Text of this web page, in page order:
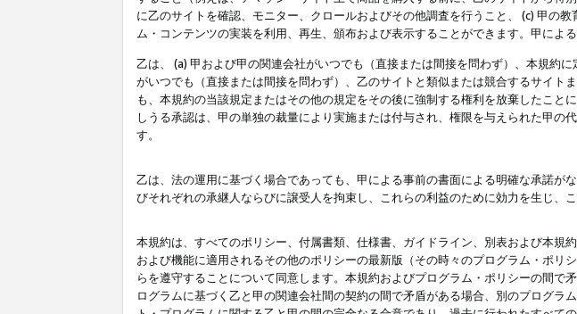
に乙のサイトを確認、モニター、クロールおよびその他調査を行うこと、 (c) 甲の
ム・コンテンツの実装を利用、再生、頒布および表示することができます。甲によ
乙は、 (a) 甲および甲の関連会社がいつでも（直接または間接を問わず）、本規約
がいつでも（直接または間接を問わず）、乙のサイトと類似または競合するサイ
も、本規約の当該規定またはその他の規定をその後に強制する権利を放棄したこ
しうる承認は、甲の単独の裁量により実施または付与され、権限を与えられた甲
す。
乙は、法の運用に基づく場合であっても、甲による事前の書面による明確な承諾が
びそれぞれの承継人ならびに譲受人を拘束し、これらの利益のために効力を生じ、
本規約は、すべてのポリシー、付属書類、仕様書、ガイドライン、別表および本規
および機能に適用されるその他のポリシーの最新版（その時々のプログラム・ポリ
らを遵守することについて同意します。本規約およびプログラム・ポリシーの間
ログラムに基づく乙と甲の関連会社間の契約の間で矛盾がある場合、別のプログ